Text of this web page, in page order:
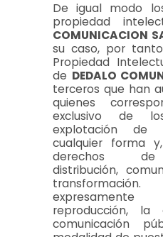
De igual modo
propiedad
COMUNICACION
su caso, por
Propiedad
de DEDALO
terceros que han
quienes
exclusivo de
explotación de
cualquier forma
derechos de
distribución,
reproducción,
comunicación